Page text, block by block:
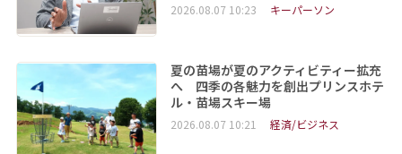
2026.08.07 10:23 キーパーソン
夏の苗場が夏のアクティビティー拡充
へ 四季の各魅力を創出プリンスホテ
ル・苗場スキー場
2026.08.07 10:21 経済/ビジネス